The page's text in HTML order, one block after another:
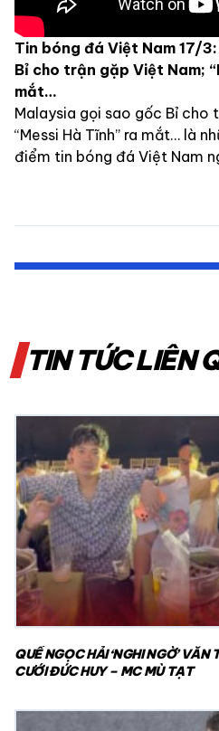
Tin bóng đá Việt Nam 17/
Bỉ cho trận gặp Việt Nam;
mắt…
Malaysia gọi sao gốc Bỉ cho
“Messi Hà Tĩnh” ra mắt… là
điểm tin bóng đá Việt Nam
TIN TỨC LIÊN
QUẾ NGỌC HẢI ‘NGHI NGỜ’
CƯỚI ĐỨC HUY – MC MÙ TẠT